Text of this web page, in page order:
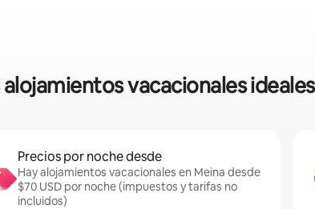
vacacionales
Precios por noche desde
Hay alojamientos vacacionales en Meina desde
$70 USD por noche (impuestos y tarifas no
incluidos)